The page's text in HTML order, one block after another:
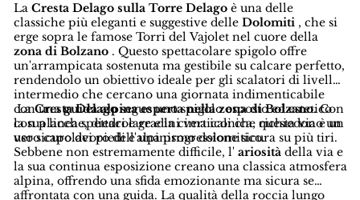
LaCresta Delago sulla Torre Delago è una delle
classiche più eleganti e suggestive delleDolomiti , che si
erge sopra le famose Torri del Vajolet nel cuore della
zona di Bolzano . Questo spettacolare spigolo offre
un'arrampicata sostenuta ma gestibile su calcare perfetto,
rendendolo un obiettivo ideale per gli scalatori di livello
intermedio che cercano una giornata indimenticabile
con unaguida alpina esperta nella zona di Bolzano. Con
la sua linea spettacolare e la cima iconica, questa via è un
vero capolavoro dell'alpinismo dolomitico.
LaCresta Delagosegue uno spigolo esposto ed estetico
con placche, diedri e gradini verticali che richiedono un
uso sicuro dei piedi e una progressione sicura su più tiri.
Sebbene non estremamente difficile, l'ariosità della via e
la sua continua esposizione creano una classica atmosfera
alpina, offrendo una sfida emozionante ma sicura se
affrontata con una guida. La qualità della roccia lungo